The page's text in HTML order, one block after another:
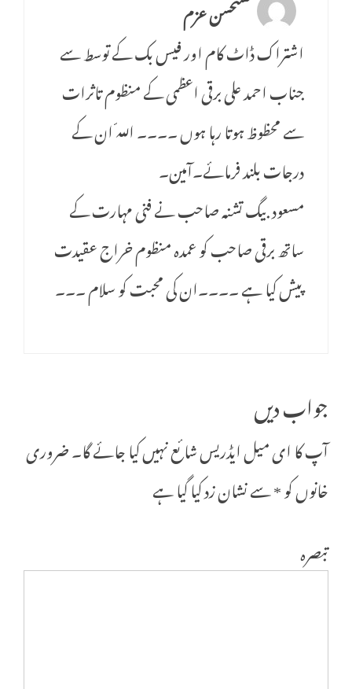
مستحسن عزم
اشتراک ڈاٹ کام اور فیس بک کے توسط سے
جناب احمد علی برقی اعظمی کے منظوم تاثرات
سے محظوظ ہوتا رہا ہوں ۔۔۔۔ اللّہ ان کے
درجات بلند فرمائے۔آمین۔
مسعود بیگ تشنہ صاحب نے فنی مہارت کے
ساتھ برقی صاحب کو عمدہ منظوم خراج عقیدت
پیش کیا ہے ۔۔۔۔ان کی محبت کو سلام ۔۔۔
جواب دیں
آپ کا ای میل ایڈریس شائع نہیں کیا جائے گا۔ضروری
خانوں کو*سے نشان زد کیا گیا ہے
تبصرہ